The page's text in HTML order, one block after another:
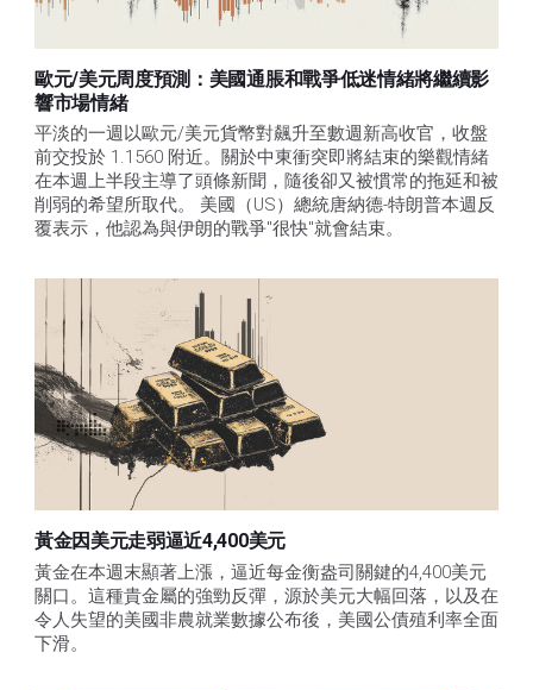
歐元/美元周度預測：美國通脹和戰爭低迷情緒將繼續影
響市場情緒
平淡的一週以歐元/美元貨幣對飆升至數週新高收官，收盤
前交投於 1.1560 附近。關於中東衝突即將結束的樂觀情緒
在本週上半段主導了頭條新聞，隨後卻又被慣常的拖延和被
削弱的希望所取代。 美國（US）總統唐納德-特朗普本週反
覆表示，他認為與伊朗的戰爭"很快"就會結束。
黃金因美元走弱逼近4,400美元
黃金在本週末顯著上漲，逼近每金衡盎司關鍵的4,400美元
關口。這種貴金屬的強勁反彈，源於美元大幅回落，以及在
令人失望的美國非農就業數據公布後，美國公債殖利率全面
下滑。